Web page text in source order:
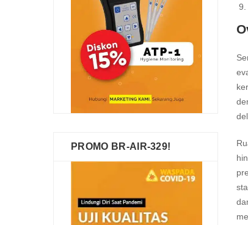
PROMO BR-AIR-329!